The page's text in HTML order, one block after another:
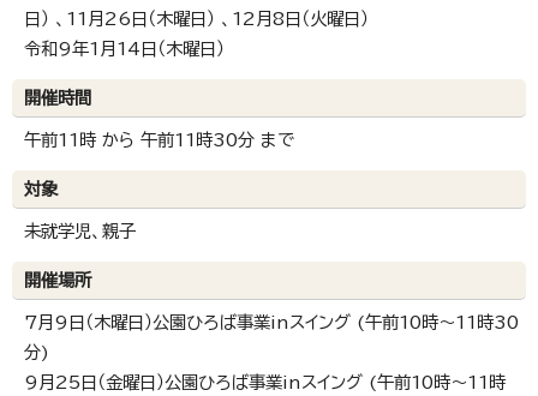
日） 、11月26日（木曜日） 、12月8日（火曜日）
令和9年1月14日（木曜日）
開催時間
午前11時 から 午前11時30分 まで
対象
未就学児、親子
開催場所
7月9日（木曜日）公園ひろば事業inスイング (午前10時～11時30
分)
9月25日（金曜日）公園ひろば事業inスイング (午前10時～11時